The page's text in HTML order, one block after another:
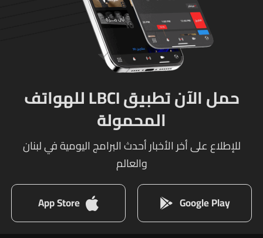
حمل الآن تطبيق LBCI للهواتف
المحمولة
للإطلاع على أخر الأخبار أحدث البرامج اليومية في لبنان
والعالم
Google Play
App Store